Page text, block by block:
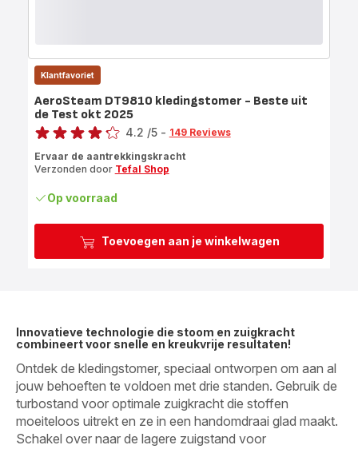
Toevoegen aan je winkelwagen
Klantfavoriet
AeroSteam DT9810 kledingstomer - Beste uit
de Test okt 2025
Score
4.2 /5 - 149 Reviews
Ervaar de aantrekkingskracht
Verzonden door Tefal Shop
Op voorraad
Innovatieve technologie die stoom en zuigkracht
combineert voor snelle en kreukvrije resultaten!
Ontdek de kledingstomer, speciaal ontworpen om aan al
jouw behoeften te voldoen met drie standen. Gebruik de
turbostand voor optimale zuigkracht die stoffen
moeiteloos uitrekt en ze in een handomdraai glad maakt.
Schakel over naar de lagere zuigstand voor